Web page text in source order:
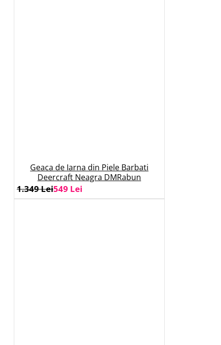
Geaca de Iarna din Piele Barbati
Deercraft Neagra DMRabun
549 Lei
1.349 Lei